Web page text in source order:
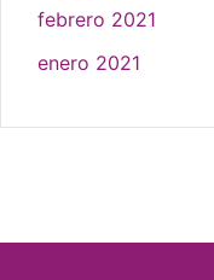
febrero 2021
enero 2021